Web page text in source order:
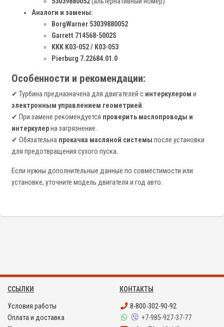
Аналоги и замены:
BorgWarner 53039880052
Garrett 714568-5002S
KKK K03-052 / K03-053
Pierburg 7.22684.01.0
Особенности и рекомендации:
✔ Турбина предназначена для двигателей с интеркулером и
электронным управлением геометрией.
✔ При замене рекомендуется проверить маслопроводы и
интеркулерна загрязнение.
✔ Обязательна прокачка масляной системы после установки
для предотвращения сухого пуска.
Если нужны дополнительные данные по совместимости или
установке, уточните модель двигателя и год авто.
ССЫЛКИ
Условия работы
Оплата и доставка
КОНТАКТЫ
8-800-302-90-92
+7-985-927-37-77